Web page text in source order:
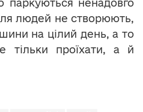
паркуються ненадовго
людей не створюють,
на цілий день, а то
тільки проїхати, а й